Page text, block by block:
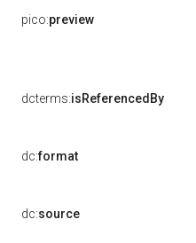
pico:preview
dcterms:isReferencedBy
dc:format
dc:source